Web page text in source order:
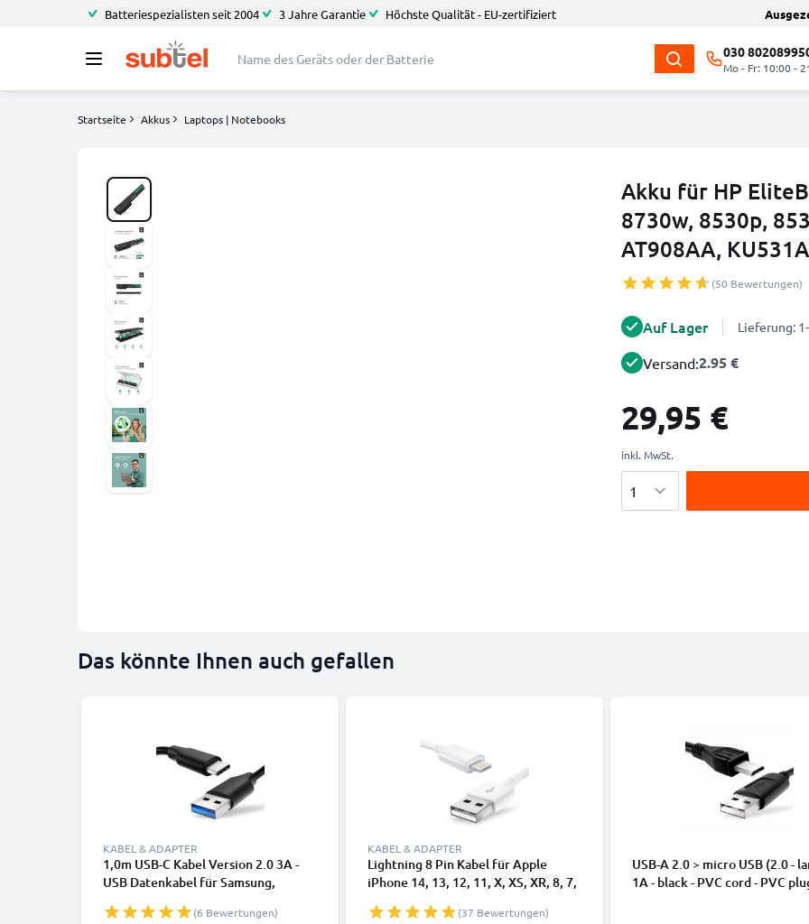
Batteriespezialisten seit 2004 3 Jahre Garantie Höchste Qualität - EU-zertifiziert
030
Mo - Fr: 10:00 -
Startseite Akkus Laptops | Notebooks
Akku für HP
8730w, 8530p,
AT908AA,
(50 Bewertungen)
Auf Lager Lieferung:
Versand:2.95 €
29,95 €
inkl. MwSt.
Das könnte Ihnen auch gefallen
KABEL & ADAPTER
1,0m USB-C Kabel Version 2.0 3A -
USB Datenkabel für Samsung,
Canon, Panasonic Lumix, Sony,
(6 Bewertungen)
KABEL & ADAPTER
Lightning 8 Pin Kabel für Apple
iPhone 14, 13, 12, 11, X, XS, XR, 8, 7,
Datenkabel für Smartphone
(37 Bewertungen)
USB-A 2.0 > micro USB (2.0 -
1A - black - PVC cord - PVC